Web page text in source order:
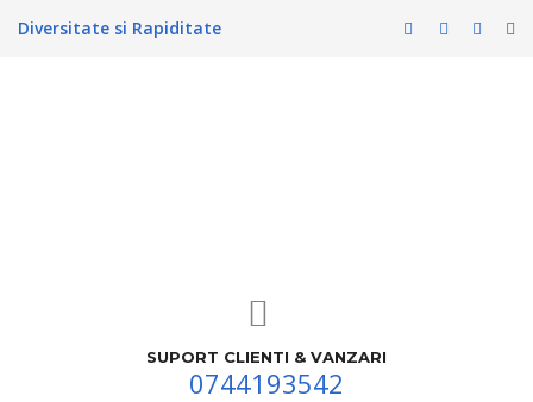
Diversitate si Rapiditate
SUPORT CLIENTI & VANZARI
0744193542